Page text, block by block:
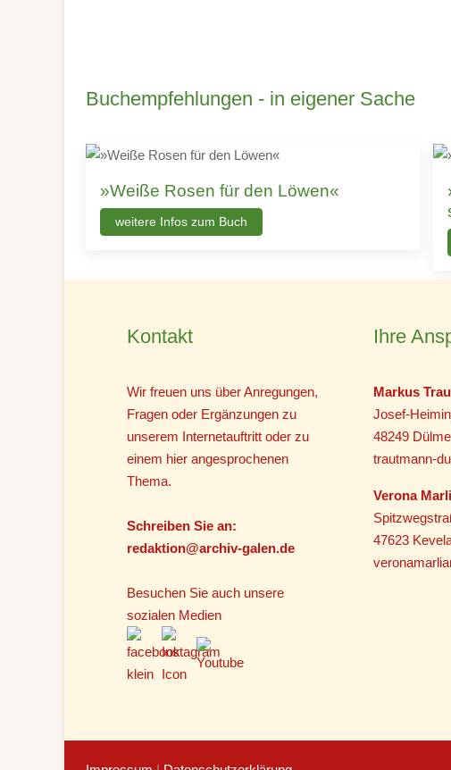
Buchempfehlungen - in eigener Sache
»Weiße Rosen für den Löwen«
weitere Infos zum Buch
Kontakt
Wir freuen uns über Anregungen,
Fragen oder Ergänzungen zu
unserem Internetauftritt oder zu
einem hier angesprochenen
Thema.
Schreiben Sie an:
redaktion@archiv-galen.de
Besuchen Sie auch unsere
sozialen Medien
Ihre
Markus
Josef-
48249
trautmann-
Verona
47623